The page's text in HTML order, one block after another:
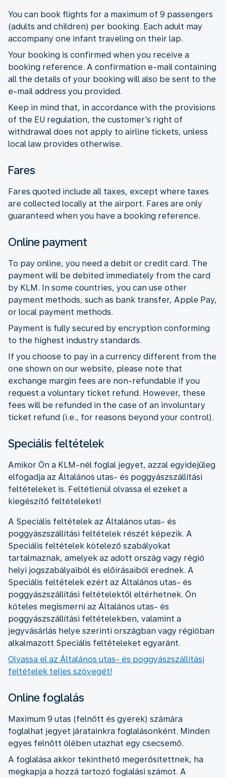
You can book flights for a maximum of 9 passengers
(adults and children) per booking. Each adult may
accompany one infant traveling on their lap.
Your booking is confirmed when you receive a
booking reference. A confirmation e-mail containing
all the details of your booking will also be sent to the
e-mail address you provided.
Keep in mind that, in accordance with the provisions
of the EU regulation, the customer's right of
withdrawal does not apply to airline tickets, unless
local law provides otherwise.
Fares
Fares quoted include all taxes, except where taxes
are collected locally at the airport. Fares are only
guaranteed when you have a booking reference.
Online payment
To pay online, you need a debit or credit card. The
payment will be debited immediately from the card
by KLM. In some countries, you can use other
payment methods, such as bank transfer, Apple Pay,
or local payment methods.
Payment is fully secured by encryption conforming
to the highest industry standards.
If you choose to pay in a currency different from the
one shown on our website, please note that
exchange margin fees are non-refundable if you
request a voluntary ticket refund. However, these
fees will be refunded in the case of an involuntary
ticket refund (i.e., for reasons beyond your control).
Speciális feltételek
Amikor Ön a KLM-nél foglal jegyet, azzal egyidejűleg
elfogadja az Általános utas- és poggyászszállítási
feltételeket is. Feltétlenül olvassa el ezeket a
kiegészítő feltételeket!
A Speciális feltételek az Általános utas- és
poggyászszállítási feltételek részét képezik. A
Speciális feltételek kötelező szabályokat
tartalmaznak, amelyek az adott ország vagy régió
helyi jogszabályaiból és előírásaiból erednek. A
Speciális feltételek ezért az Általános utas- és
poggyászszállítási feltételektől eltérhetnek. Ön
köteles megismerni az Általános utas- és
poggyászszállítási feltételekben, valamint a
jegyvásárlás helye szerinti országban vagy régióban
alkalmazott Speciális feltételeket egyaránt.
Olvassa el az Általános utas- és poggyászszállítási
feltételek teljes szövegét!
Online foglalás
Maximum 9 utas (felnőtt és gyerek) számára
foglalhat jegyet járatainkra foglalásonként. Minden
egyes felnőtt ölében utazhat egy csecsemő.
A foglalása akkor tekinthető megerősítettnek, ha
megkapja a hozzá tartozó foglalási számot. A